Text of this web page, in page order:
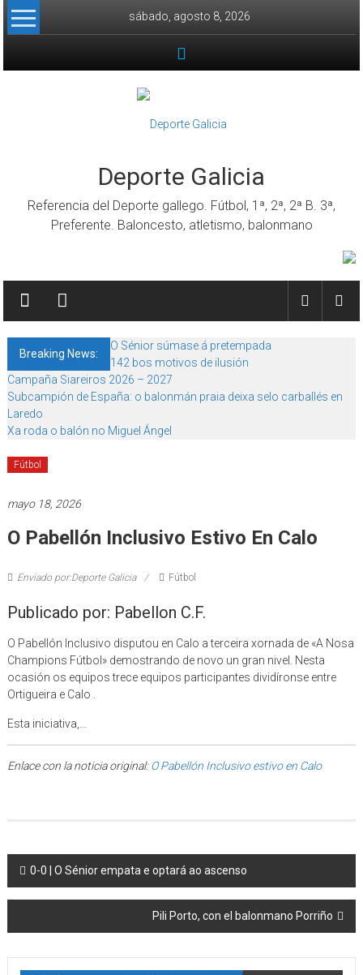
Skip to content
sábado, agosto 8, 2026
Deporte Galicia
Referencia del Deporte gallego. Fútbol, 1ª, 2ª, 2ª B. 3ª,
Preferente. Baloncesto, atletismo, balonmano
Breaking News:
O Sénior súmase á pretempada
142 bos motivos de ilusión
Campaña Siareiros 2026 – 2027
Subcampión de España: o balonmán praia deixa selo carballés en
Laredo
Xa roda o balón no Miguel Ángel
Fútbol
mayo 18, 2026
O Pabellón Inclusivo Estivo En Calo
Enviado por:Deporte Galicia Fútbol
Publicado por: Pabellon C.F.
O Pabellón Inclusivo disputou en Calo a terceira xornada de «A Nosa
Champions Fútbol» demostrando de novo un gran nivel. Nesta
ocasión os equipos trece equipos participantes dividíronse entre
Ortigueira e Calo .
Esta iniciativa,…
Enlace con la noticia original:O Pabellón Inclusivo estivo en Calo
Post navigation
0-0 | O Sénior empata e optará ao ascenso
Pili Porto, con el balonmano Porriño